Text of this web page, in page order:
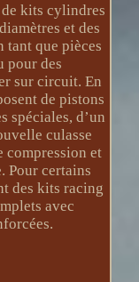
kits cylindres
et des
tant que pièces
pour des
sur circuit. En
de pistons
spéciales, d’un
culasse
compression et
Pour certains
des kits racing
avec